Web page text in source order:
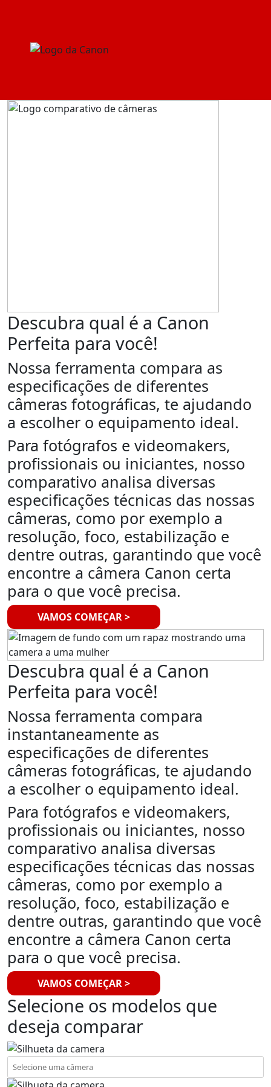
Descubra qual é a Canon
Perfeita para você!
Nossa ferramenta compara as
especificações de diferentes
câmeras fotográficas, te ajudando
a escolher o equipamento ideal.
Para fotógrafos e videomakers,
profissionais ou iniciantes, nosso
comparativo analisa diversas
especificações técnicas das nossas
câmeras, como por exemplo a
resolução, foco, estabilização e
dentre outras, garantindo que você
encontre a câmera Canon certa
para o que você precisa.
VAMOS COMEÇAR >
Descubra qual é a Canon
Perfeita para você!
Nossa ferramenta compara
instantaneamente as
especificações de diferentes
câmeras fotográficas, te ajudando
a escolher o equipamento ideal.
Para fotógrafos e videomakers,
profissionais ou iniciantes, nosso
comparativo analisa diversas
especificações técnicas das nossas
câmeras, como por exemplo a
resolução, foco, estabilização e
dentre outras, garantindo que você
encontre a câmera Canon certa
para o que você precisa.
VAMOS COMEÇAR >
Selecione os modelos que
deseja comparar